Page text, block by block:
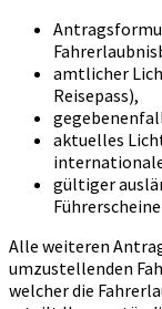
amtlicher
Reisepass),
aktuelles
gültiger
Alle weiteren
umzustellenden
welcher die